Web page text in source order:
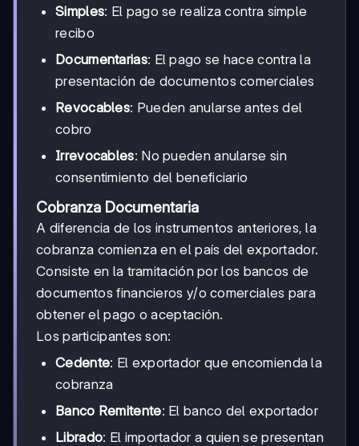
Simples: El pago se realiza contra simple
recibo
Documentarias: El pago se hace contra la
presentación de documentos comerciales
Revocables: Pueden anularse antes del
cobro
Irrevocables: No pueden anularse sin
consentimiento del beneficiario
Cobranza Documentaria
A diferencia de los instrumentos anteriores, la
cobranza comienza en el país del exportador.
Consiste en la tramitación por los bancos de
documentos financieros y/o comerciales para
obtener el pago o aceptación.
Los participantes son:
Cedente: El exportador que encomienda la
cobranza
Banco Remitente: El banco del exportador
Librado: El importador a quien se presentan